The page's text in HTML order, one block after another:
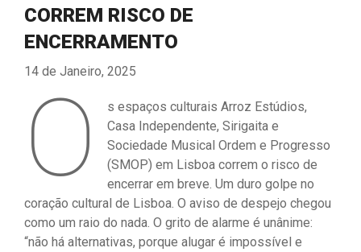
CORREM RISCO DE
ENCERRAMENTO
14 de Janeiro, 2025
O
s espaços culturais Arroz Estúdios,
Casa Independente, Sirigaita e
Sociedade Musical Ordem e Progresso
(SMOP) em Lisboa correm o risco de
encerrar em breve. Um duro golpe no
coração cultural de Lisboa. O aviso de despejo chegou
como um raio do nada. O grito de alarme é unânime:
“não há alternativas, porque alugar é impossível e